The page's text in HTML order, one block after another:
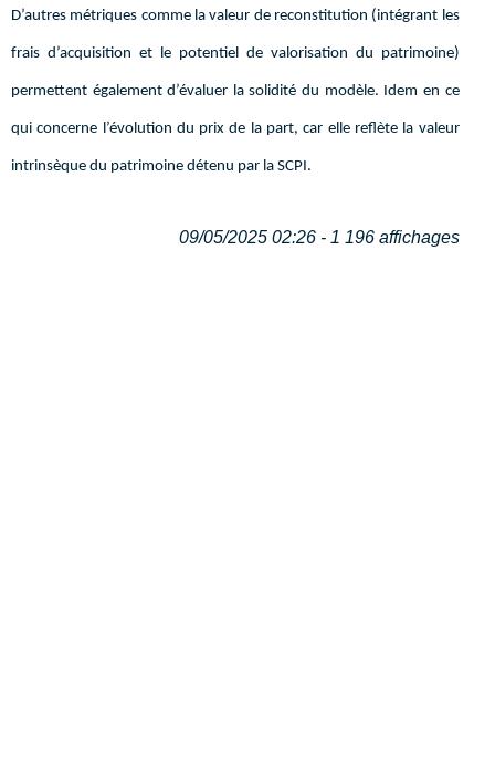
D’autres métriques comme la valeur de reconstitution (intégrant les
frais d’acquisition et le potentiel de valorisation du patrimoine)
permettent également d’évaluer la solidité du modèle. Idem en ce
qui concerne l’évolution du prix de la part, car elle reflète la valeur
intrinsèque du patrimoine détenu par la SCPI.
09/05/2025 02:26 - 1 196 affichages